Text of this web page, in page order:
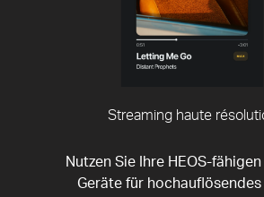
Streaming haute
Nutzen Sie Ihre HEOS-
Geräte für hochauflösendes